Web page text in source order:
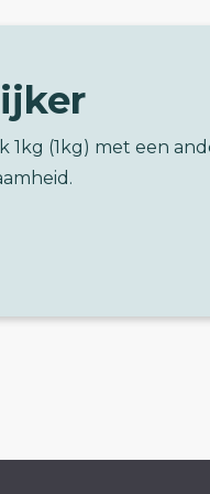
1kg (1kg) met een